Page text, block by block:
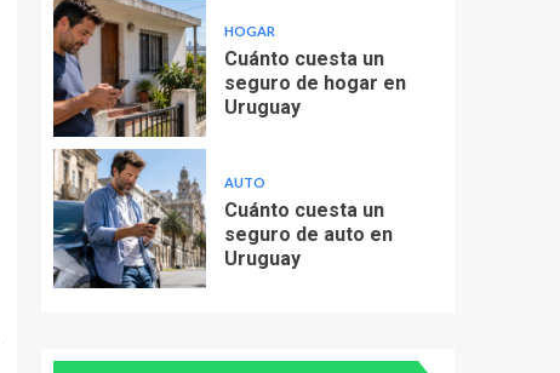
HOGAR
Cuánto cuesta un
seguro de hogar en
Uruguay
AUTO
Cuánto cuesta un
seguro de auto en
Uruguay